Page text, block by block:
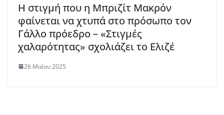
Η στιγμή που η Μπριζίτ Μακρόν
φαίνεται να χτυπά στο πρόσωπο τον
Γάλλο πρόεδρο – «Στιγμές
χαλαρότητας» σχολιάζει το Ελιζέ
26 Μαΐου 2025